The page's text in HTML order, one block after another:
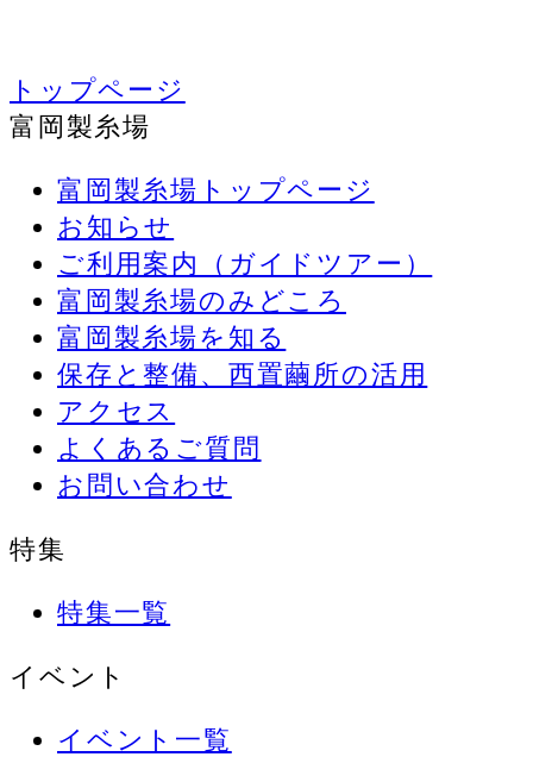
トップページ
富岡製糸場
富岡製糸場トップページ
お知らせ
ご利用案内（ガイドツアー）
富岡製糸場のみどころ
富岡製糸場を知る
保存と整備、西置繭所の活用
アクセス
よくあるご質問
お問い合わせ
特集
特集一覧
イベント
イベント一覧